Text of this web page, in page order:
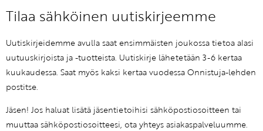
KIRJAUDU SISÄÄN
jäsen?
Liity tästä!
Tilaa sähköinen uutiskirjeemme
Uutiskirjeidemme avulla saat ensimmäisten joukossa tietoa alasi
uutuuskirjoista ja -tuotteista. Uutiskirje lähetetään 3-6 kertaa
kuukaudessa. Saat myös kaksi kertaa vuodessa Onnistuja-lehden
postitse.
Jäsen! Jos haluat lisätä jäsentietoihisi sähköpostiosoitteen tai
muuttaa sähköpostiosoitteesi, ota yhteys asiakaspalveluumme.